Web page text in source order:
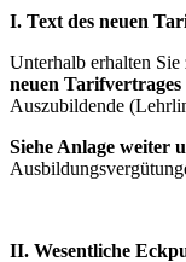
I. Text des neuen
Unterhalb erhalten
neuen Tarifvertrages
Auszubildende
Siehe Anlage weiter
II. Wesentliche